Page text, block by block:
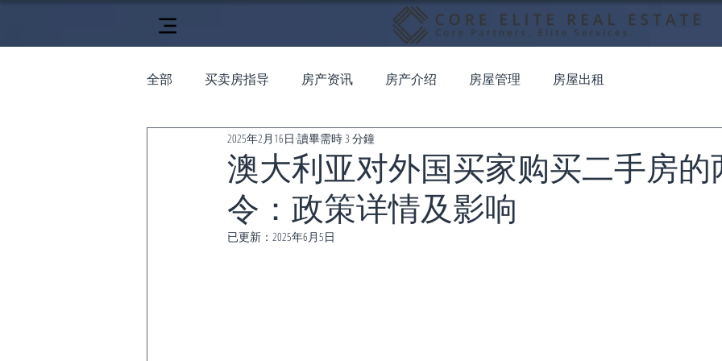
全部 买卖房指导 房产资讯 房产介绍 房屋管理 房屋出租
澳大利亚对外国买家购买二手房的
令：政策详情及影响
2025年2月16日 讀畢需時 3 分鐘
已更新： 2025年6月5日